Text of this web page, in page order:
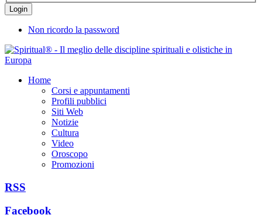
Non ricordo la password
Home
Corsi e appuntamenti
Profili pubblici
Siti Web
Notizie
Cultura
Video
Oroscopo
Promozioni
RSS
Facebook